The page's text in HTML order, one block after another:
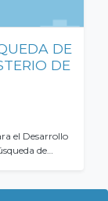
DE
DE
el Desarrollo
de…